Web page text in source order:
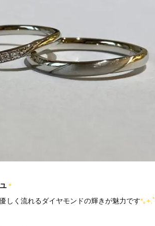
＊
しく流れるダイヤモンドの輝きが魅力です*｡+.ﾟ